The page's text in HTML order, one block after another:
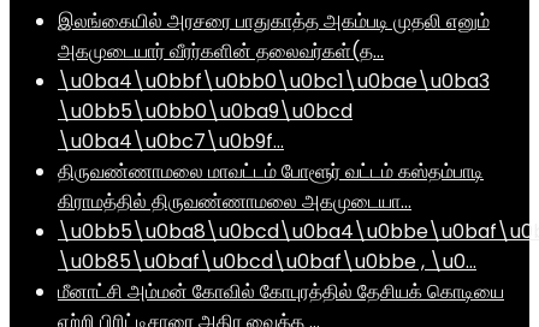
இலங்கையில் அரசரை பாதுகாத்த அகம்படி முதலி எனும்
அகமுடையார் வீரர்களின் தலைவர்கள்(த…
\u0ba4\u0bbf\u0bb0\u0bc1\u0bae\u0ba3
\u0bb5\u0bb0\u0ba9\u0bcd
\u0ba4\u0bc7\u0b9f…
திருவண்ணாமலை மாவட்டம் போளூர் வட்டம் கஸ்தம்பாடி
கிராமத்தில் திருவண்ணாமலை அகமுடையா…
\u0b85\u0baf\u0bcd\u0baf\u0bbe , \u0…
மீனாட்சி அம்மன் கோவில் கோபுரத்தில் தேசியக் கொடியை